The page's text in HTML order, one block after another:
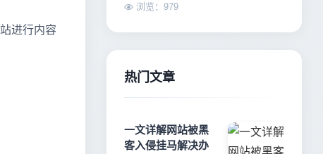
进行内容
浏览：979
热门文章
一文详解网站被黑
客入侵挂马解决办